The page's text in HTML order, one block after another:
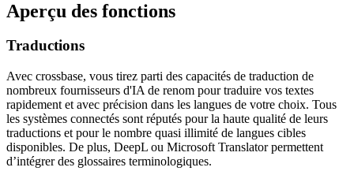
Aperçu des fonctions
Traductions
Avec crossbase, vous tirez parti des capacités de traduction de
nombreux fournisseurs d'IA de renom pour traduire vos textes
rapidement et avec précision dans les langues de votre choix. Tous
les systèmes connectés sont réputés pour la haute qualité de leurs
traductions et pour le nombre quasi illimité de langues cibles
disponibles. De plus, DeepL ou Microsoft Translator permettent
d’intégrer des glossaires terminologiques.